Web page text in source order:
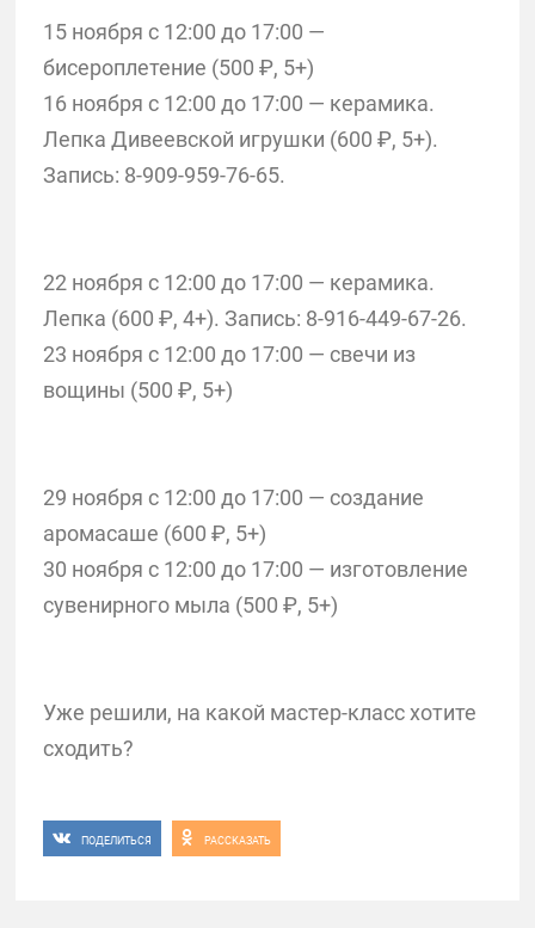
15 ноября с 12:00 до 17:00 —
бисероплетение (500 ₽, 5+)
16 ноября с 12:00 до 17:00 — керамика.
Лепка Дивеевской игрушки (600 ₽, 5+).
Запись: 8-909-959-76-65.
22 ноября с 12:00 до 17:00 — керамика.
Лепка (600 ₽, 4+). Запись: 8-916-449-67-26.
23 ноября с 12:00 до 17:00 — свечи из
вощины (500 ₽, 5+)
29 ноября с 12:00 до 17:00 — создание
аромасаше (600 ₽, 5+)
30 ноября с 12:00 до 17:00 — изготовление
сувенирного мыла (500 ₽, 5+)
Уже решили, на какой мастер-класс хотите
сходить?
ПОДЕЛИТЬСЯ РАССКАЗАТЬ